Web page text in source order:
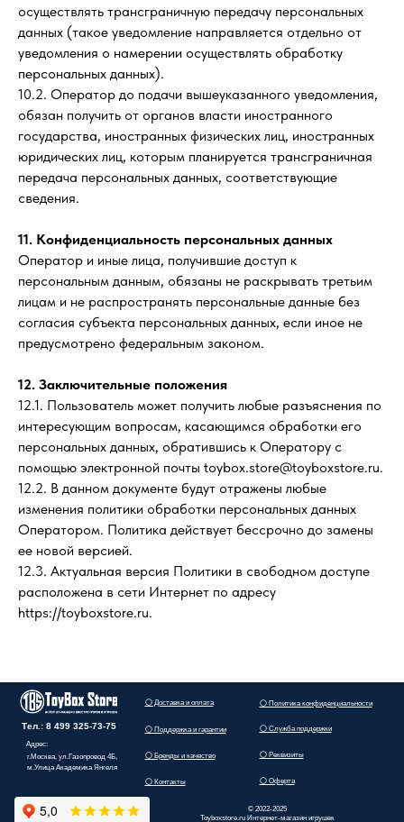
осуществлять трансграничную передачу персональных
данных (такое уведомление направляется отдельно от
уведомления о намерении осуществлять обработку
персональных данных).
10.2. Оператор до подачи вышеуказанного уведомления,
обязан получить от органов власти иностранного
государства, иностранных физических лиц, иностранных
юридических лиц, которым планируется трансграничная
передача персональных данных, соответствующие
сведения.
11. Конфиденциальность персональных данных
Оператор и иные лица, получившие доступ к
персональным данным, обязаны не раскрывать третьим
лицам и не распространять персональные данные без
согласия субъекта персональных данных, если иное не
предусмотрено федеральным законом.
12. Заключительные положения
12.1. Пользователь может получить любые разъяснения по
интересующим вопросам, касающимся обработки его
персональных данных, обратившись к Оператору с
помощью электронной почты toybox.store@toyboxstore.ru.
12.2. В данном документе будут отражены любые
изменения политики обработки персональных данных
Оператором. Политика действует бессрочно до замены
ее новой версией.
12.3. Актуальная версия Политики в свободном доступе
расположена в сети Интернет по адресу
https://toyboxstore.ru.
© 2022-2025
Toyboxstore.ru Интернет-магазин игрушек
Тел.: 8 499 325-73-75
г.Москва, ул.Газопровод 4Б,
м.Улица Академика Янгеля
Адрес:
⚪ Доставка и оплата
⚪ Поддержка и гарантии
⚪ Бренды и качество
⚪ Контакты
⚪ Служба поддержки
⚪ Реквизиты
⚪ Оферта
⚪ Политика конфиденциальности